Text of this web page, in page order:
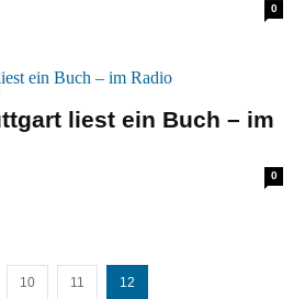
0
liest ein Buch – im
0
10 11 12